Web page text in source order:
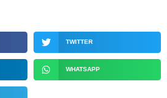
TWITTER
WHATSAPP